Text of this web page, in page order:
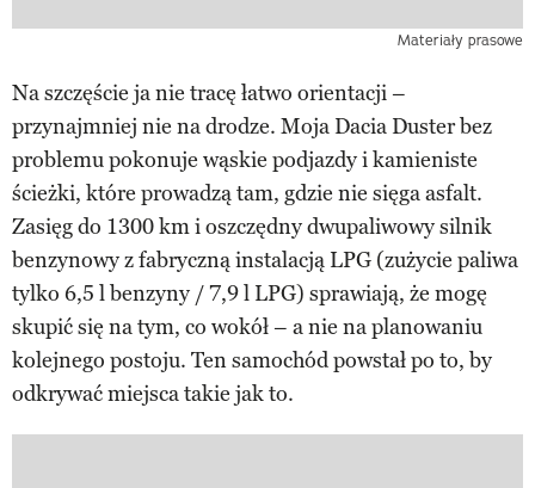
Materiały prasowe
Na szczęście ja nie tracę łatwo orientacji –
przynajmniej nie na drodze. Moja Dacia Duster bez
problemu pokonuje wąskie podjazdy i kamieniste
ścieżki, które prowadzą tam, gdzie nie sięga asfalt.
Zasięg do 1300 km i oszczędny dwupaliwowy silnik
benzynowy z fabryczną instalacją LPG (zużycie paliwa
tylko 6,5 l benzyny / 7,9 l LPG) sprawiają, że mogę
skupić się na tym, co wokół – a nie na planowaniu
kolejnego postoju. Ten samochód powstał po to, by
odkrywać miejsca takie jak to.